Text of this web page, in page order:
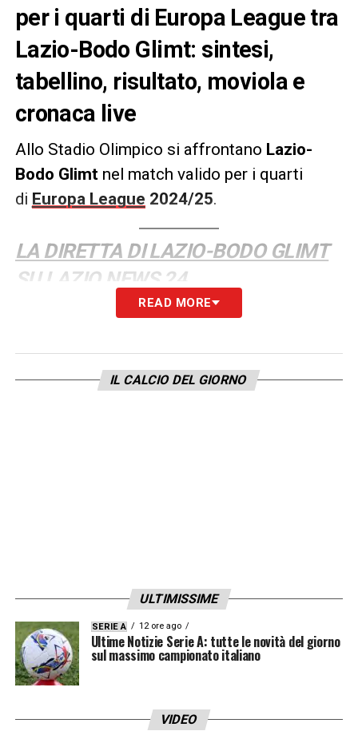
per i quarti di Europa League tra
Lazio-Bodo Glimt: sintesi,
tabellino, risultato, moviola e
cronaca live
Allo Stadio Olimpico si affrontano Lazio-
Bodo Glimt nel match valido per i quarti
di Europa League 2024/25.
LA DIRETTA DI LAZIO-BODO GLIMT
SU LAZIO NEWS 24
READ MORE
IL CALCIO DEL GIORNO
ULTIMISSIME
SERIE A 12 ore ago
Ultime Notizie Serie A: tutte le novità del giorno
sul massimo campionato italiano
VIDEO